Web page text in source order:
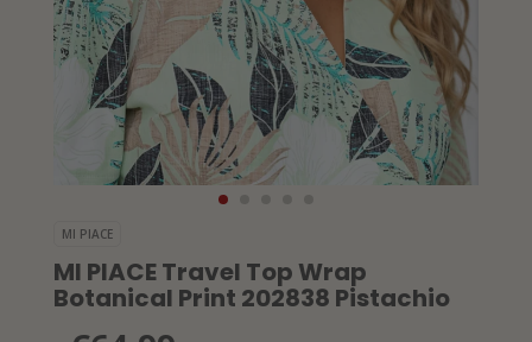
MI PIACE
MI PIACE Travel Top Wrap
Botanical Print 202838 Pistachio